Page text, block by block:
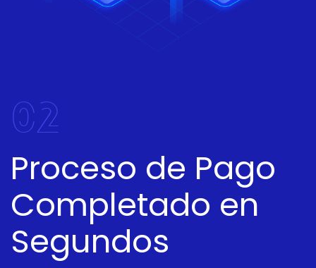
02
Proceso de Pago
Completado en
Segundos